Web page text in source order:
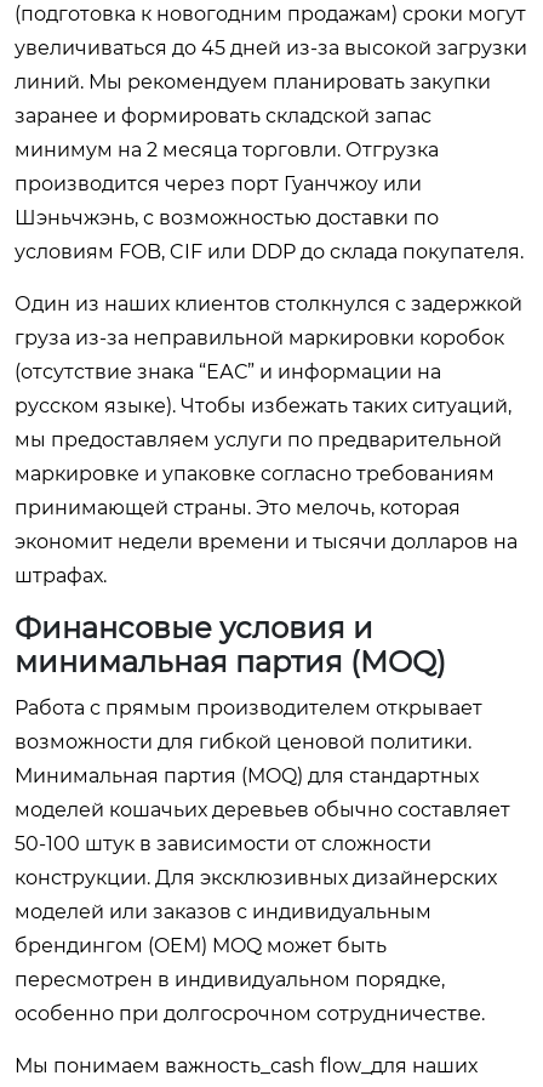
(подготовка к новогодним продажам) сроки могут
увеличиваться до 45 дней из-за высокой загрузки
линий. Мы рекомендуем планировать закупки
заранее и формировать складской запас
минимум на 2 месяца торговли. Отгрузка
производится через порт Гуанчжоу или
Шэньчжэнь, с возможностью доставки по
условиям FOB, CIF или DDP до склада покупателя.
Один из наших клиентов столкнулся с задержкой
груза из-за неправильной маркировки коробок
(отсутствие знака “ЕАС” и информации на
русском языке). Чтобы избежать таких ситуаций,
мы предоставляем услуги по предварительной
маркировке и упаковке согласно требованиям
принимающей страны. Это мелочь, которая
экономит недели времени и тысячи долларов на
штрафах.
Финансовые условия и
минимальная партия (MOQ)
Работа с прямым производителем открывает
возможности для гибкой ценовой политики.
Минимальная партия (MOQ) для стандартных
моделей кошачьих деревьев обычно составляет
50-100 штук в зависимости от сложности
конструкции. Для эксклюзивных дизайнерских
моделей или заказов с индивидуальным
брендингом (OEM) MOQ может быть
пересмотрен в индивидуальном порядке,
особенно при долгосрочном сотрудничестве.
Мы понимаем важность_cash flow_для наших